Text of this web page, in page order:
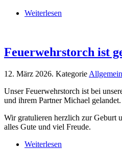
Weiterlesen
Feuerwehrstorch ist
12. März 2026. Kategorie Allgemein
Unser Feuerwehrstorch ist bei
und ihrem Partner Michael gelandet.
Wir gratulieren herzlich zur Geburt
alles Gute und viel Freude.
Weiterlesen